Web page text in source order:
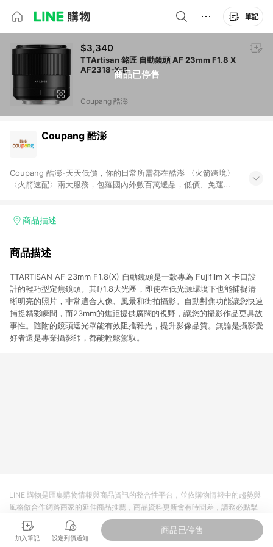
筆記
商品已停售
$3,340
TTArtisan 銘匠 自動鏡頭 AF 23mm F1.8 X
AF2318-X-B
Coupang 酷澎
Coupang 酷澎
Coupang 酷澎-天天低價，你的日常所需都在酷澎 〈火箭跨境〉
〈火箭速配〉兩大服務，包羅國內外數百萬選品，低價、免運，
加入WOW會員告別湊免運，火箭速配、火箭跨境優質選品不限金
商品描述
商品描述
TTARTISAN AF 23mm F1.8(X) 自動鏡頭是一款專為 Fujifilm X 卡口設
計的輕巧型定焦鏡頭。其f/1.8大光圈，即使在低光源環境下也能捕捉清
晰明亮的照片，非常適合人像、風景和街拍攝影。自動對焦功能讓您快速
捕捉精彩瞬間，而23mm的焦距提供廣闊的視野，讓您的攝影作品更具故
事性。隨附的鏡頭遮光罩能有效阻擋雜光，提升影像品質。無論是攝影愛
好者還是專業攝影師，都能輕鬆駕馭。
加入筆記 設定到價通知
商品已停售
LINE 購物是匯集購物情報與商品資訊的整合性平台，並依購物情報中的趨勢與
風格做合作網路商家的延伸商品推薦，商品資料更新會有時間差，請務必點擊
商品至各合作網路商家，確認現售價與購物條件，一切資訊以合作廠商網頁為
準。